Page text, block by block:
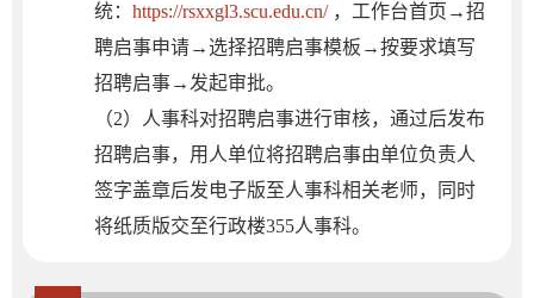
统： https://rsxxgl3.scu.edu.cn/，工作台首页→招
聘启事申请→选择招聘启事模板→按要求填写
招聘启事→发起审批。
（2）人事科对招聘启事进行审核，通过后发布
招聘启事，用人单位将招聘启事由单位负责人
签字盖章后发电子版至人事科相关老师，同时
将纸质版交至行政楼355人事科。